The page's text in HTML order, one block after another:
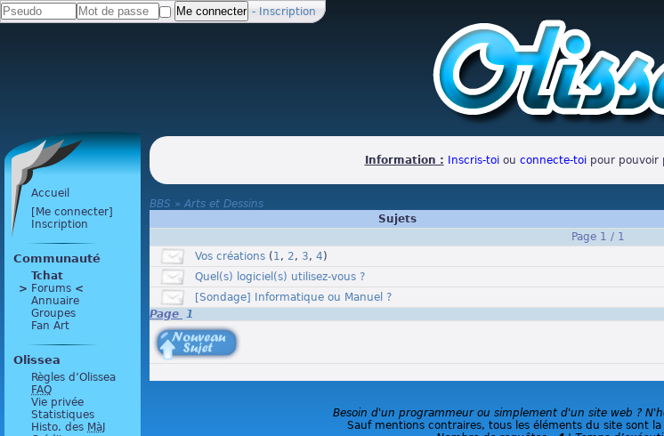
- Inscription
Accueil
[Me connecter]
Inscription
Communauté
Tchat
> Forums <
Annuaire
Groupes
Fan Art
Olissea
Règles d’Olissea
FAQ
Vie privée
Statistiques
Histo. des MàJ
Information : Inscris-toiou connecte-toipour pouvoir
BBS »Arts et Dessins
Sujets
Page 1 / 1
Vos créations ( 1, 2, 3, 4)
Quel(s) logiciel(s) utilisez-vous ?
[Sondage] Informatique ou Manuel ?
Page 1
[Nouveau sujet]
Besoin d'un programmeur ou simplement d'un site web ?
Sauf mentions contraires, tous les éléments du site sont la